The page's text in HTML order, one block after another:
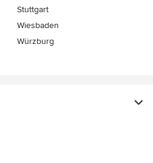
Stuttgart
Wiesbaden
Würzburg